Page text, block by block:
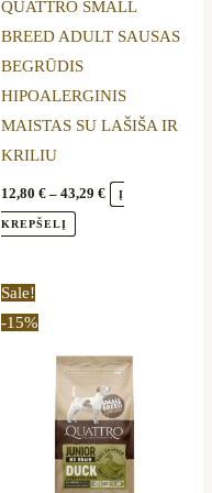
QUATTRO SMALL
BREED ADULT SAUSAS
BEGRŪDIS
HIPOALERGINIS
MAISTAS SU LAŠIŠA IR
KRILIU
12,80 € – 43,29 € Į
KREPŠELĮ
chosen
on
the
product
page
Sale!
-15%
44,20 €
variants.
The
options